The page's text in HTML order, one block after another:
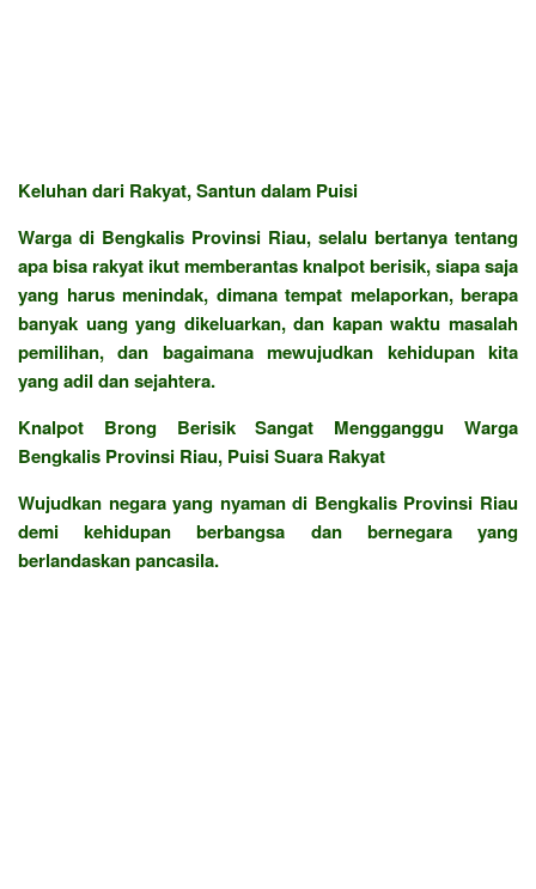
Keluhan dari Rakyat, Santun dalam Puisi
Warga di Bengkalis Provinsi Riau, selalu bertanya tentang
apa bisa rakyat ikut memberantas knalpot berisik, siapa saja
yang harus menindak, dimana tempat melaporkan, berapa
banyak uang yang dikeluarkan, dan kapan waktu masalah
pemilihan, dan bagaimana mewujudkan kehidupan kita
yang adil dan sejahtera.
Knalpot Brong Berisik Sangat Mengganggu Warga
Bengkalis Provinsi Riau, Puisi Suara Rakyat
Wujudkan negara yang nyaman di Bengkalis Provinsi Riau
demi kehidupan berbangsa dan bernegara yang
berlandaskan pancasila.